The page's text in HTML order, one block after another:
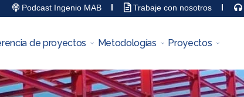
Podcast Ingenio MAB Trabaje con nosotros
de proyectos Metodologías Proyectos